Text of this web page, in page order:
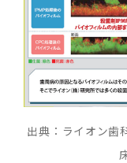
出典：ライオン歯